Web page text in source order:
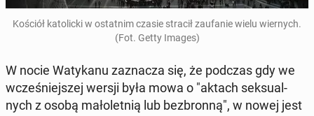
Kościół ka­to­lic­ki w ostat­nim czasie stracił za­ufa­nie wielu wier­nych.
(Fot. Getty Images)
W nocie Wa­ty­ka­nu za­zna­cza się, że podczas gdy we
wcze­śniej­szej wersji była mowa o "aktach sek­su­al­
nych z osobą ma­ło­let­nią lub bez­bron­ną", w nowej jest